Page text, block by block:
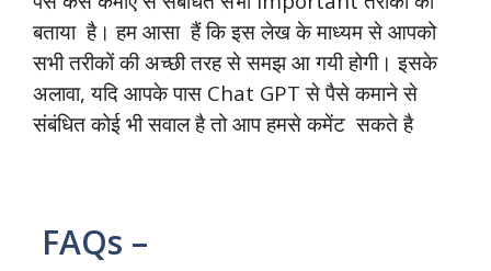
बताया है। हम आसा हैं कि इस लेख के माध्यम से आपको
सभी तरीकों की अच्छी तरह से समझ आ गयी होगी। इसके
अलावा, यदि आपके पास Chat GPT से पैसे कमाने से
संबंधित कोई भी सवाल है तो आप हमसे कमेंट सकते है
FAQs –